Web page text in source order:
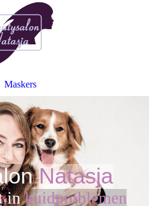
Maskers
Natasja
inhuidproblemen